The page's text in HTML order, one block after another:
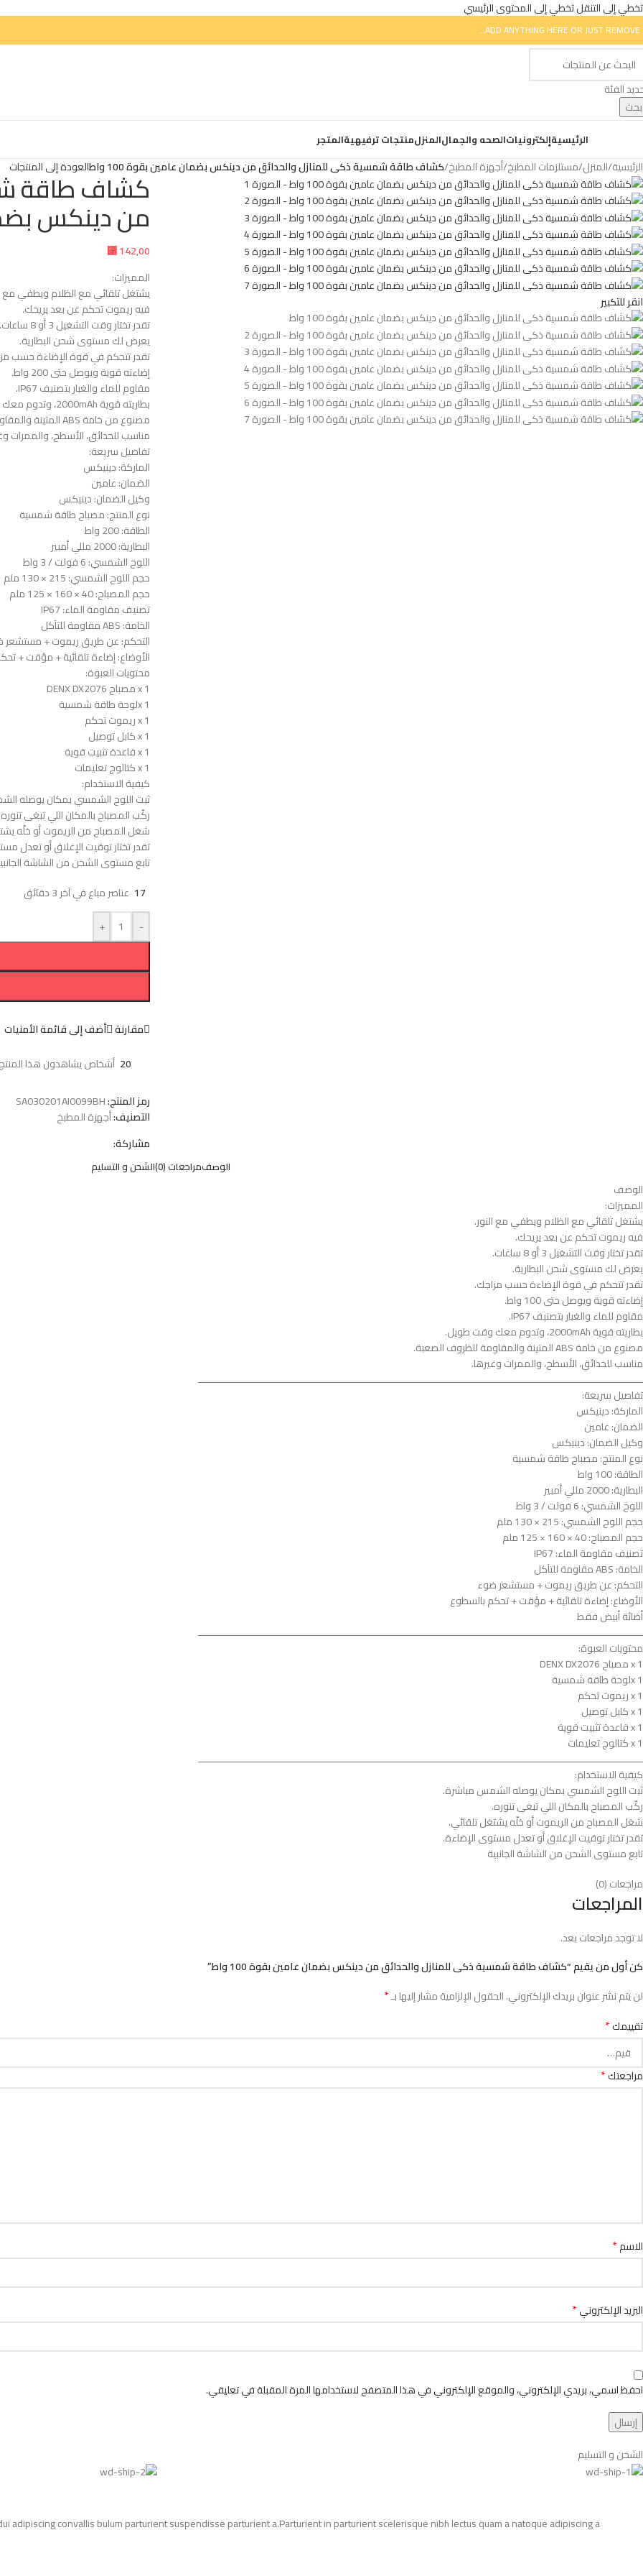
تخطي إلى التنقلتخطي إلى المحتوى الرئيسي
ADD ANYTHING HERE OR JUST REMOVE
الفئة
بحث
الرئيسيةإلكترونياتالصحه والجمالالمنزلمنتجات ترفيهيةالمتجر
الرئيسية/المنزل/مستلزمات المطبخ/أجهزة المطبخ/كشاف طاقة شمسية ذكى للمنازل والحدائق من دينكس بضمان عامين بقوة 100 واط العودة إلى المنتجات
انقر للتكبير
كشاف طاقة
من دينكس بضمان
⃁142,00
المميزات:
يشتغل تلقائي مع الظلام ويطفي مع
فيه ريموت تحكم عن بعد يريحك.
تقدر تختار وقت التشغيل 3 أو 8 ساعات.
يعرض لك مستوى شحن البطارية.
تقدر تتحكم في قوة الإضاءة حسب
إضاءته قوية ويوصل حتى 200 واط.
مقاوم للماء والغبار بتصنيف IP67.
بطاريته قوية 2000mAh، وتدوم معك وقت طويل.
مصنوع من خامة ABS المتينة والمقاومة للظروف الصعبة.
مناسب للحدائق، الأسطح، والممرات
تفاصيل سريعة:
الماركة: دينيكس
الضمان: عامين
وكيل الضمان: دينيكس
نوع المنتج: مصباح طاقة شمسية
الطاقة: 200 واط
البطارية: 2000 مللي أمبير
اللوح الشمسي: 6 فولت / 3 واط
حجم اللوح الشمسي: 215 × 130 ملم
حجم المصباح: 40 × 160 × 125 ملم
تصنيف مقاومة الماء: IP67
الخامة: ABS مقاومة للتآكل
التحكم: عن طريق ريموت + مستشعر
الأوضاع: إضاءة تلقائية + مؤقت +
محتويات العبوة:
1 x مصباح DENX DX2076
x 1لوحة طاقة شمسية
1 x ريموت تحكم
1 x كابل توصيل
1 x قاعدة تثبيت قوية
1 x كتالوج تعليمات
كيفية الاستخدام:
ثبت اللوح الشمسي بمكان يوصله
ركّب المصباح بالمكان اللي تبغى تنوره.
شغل المصباح من الريموت أو خلّه
تقدر تختار توقيت الإغلاق أو تعدل
تابع مستوى الشحن من الشاشة
17 عناصر مباع في آخر 3 دقائق
-
+
مقارنة أضف إلى قائمة الأمنيات
20 أشخاص يشاهدون هذا المنتج
رمز المنتج:SA030201AI0099BH
التصنيف:أجهزة المطبخ
مشاركة:
الوصفمراجعات (0) الشحن و التسليم
الوصف
المميزات:
يشتغل تلقائي مع الظلام ويطفي مع النور.
فيه ريموت تحكم عن بعد يريحك.
تقدر تختار وقت التشغيل 3 أو 8 ساعات.
يعرض لك مستوى شحن البطارية.
تقدر تتحكم في قوة الإضاءة حسب مزاجك.
إضاءته قوية ويوصل حتى 100 واط.
مقاوم للماء والغبار بتصنيف IP67.
بطاريته قوية 2000mAh، وتدوم معك وقت طويل.
مصنوع من خامة ABS المتينة والمقاومة للظروف الصعبة.
مناسب للحدائق، الأسطح، والممرات وغيرها.
ـــــــــــــــــــــــــــــــــــــــــــــــــــــــــــــــــــــــــــــــــــــــــــــــــــــــــــــــــــــــــــــــــــــــــــــــــــــــــــ
تفاصيل سريعة:
الماركة: دينيكس
الضمان: عامين
وكيل الضمان: دينيكس
نوع المنتج: مصباح طاقة شمسية
الطاقة: 100 واط
البطارية: 2000 مللي أمبير
اللوح الشمسي: 6 فولت / 3 واط
حجم اللوح الشمسي: 215 × 130 ملم
حجم المصباح: 40 × 160 × 125 ملم
تصنيف مقاومة الماء: IP67
الخامة: ABS مقاومة للتآكل
التحكم: عن طريق ريموت + مستشعر ضوء
الأوضاع: إضاءة تلقائية + مؤقت + تحكم بالسطوع
أضائة أبيض فقط
ـــــــــــــــــــــــــــــــــــــــــــــــــــــــــــــــــــــــــــــــــــــــــــــــــــــــــــــــــــــــــــــــــــــــــــــــــــــــــــ
محتويات العبوة:
1 x مصباح DENX DX2076
x 1لوحة طاقة شمسية
1 x ريموت تحكم
1 x كابل توصيل
1 x قاعدة تثبيت قوية
1 x كتالوج تعليمات
ـــــــــــــــــــــــــــــــــــــــــــــــــــــــــــــــــــــــــــــــــــــــــــــــــــــــــــــــــــــــــــــــــــــــــــــــــــــــــــ
كيفية الاستخدام:
ثبت اللوح الشمسي بمكان يوصله الشمس مباشرة.
ركّب المصباح بالمكان اللي تبغى تنوره.
شغل المصباح من الريموت أو خلّه يشتغل تلقائي.
تقدر تختار توقيت الإغلاق أو تعدل مستوى الإضاءة.
تابع مستوى الشحن من الشاشة الجانبية
مراجعات (0)
المراجعات
لا توجد مراجعات بعد.
كن أول من يقيم “كشاف طاقة شمسية ذكى للمنازل والحدائق من دينكس بضمان عامين بقوة 100 واط”
لن يتم نشر عنوان بريدك الإلكتروني.الحقول الإلزامية مشار إليها بـ*
تقييمك*
مراجعتك*
الاسم*
البريد الإلكتروني*
احفظ اسمي، بريدي الإلكتروني، والموقع الإلكتروني في هذا المتصفح لاستخدامها المرة المقبلة في تعليقي.
الشحن و التسليم
adipiscing convallis bulum parturient suspendisse parturient a.Parturient in parturient scelerisque nibh lectus quam a natoque adipiscing a